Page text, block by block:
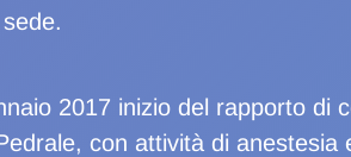
2017 inizio del rapporto di
con attività di